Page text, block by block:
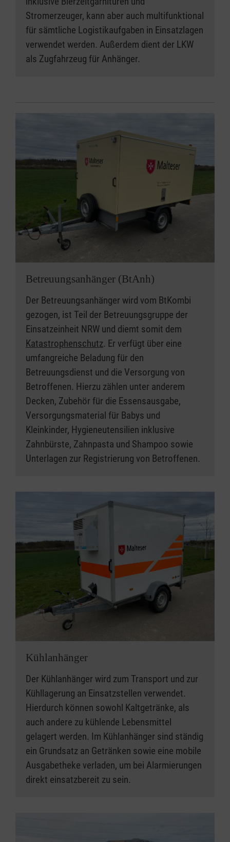
Stromerzeuger, kann aber auch multifunktional
für sämtliche Logistikaufgaben in Einsatzlagen
verwendet werden. Außerdem dient der LKW
als Zugfahrzeug für Anhänger.
Betreuungsanhänger (BtAnh)
Der Betreuungsanhänger wird vom BtKombi
gezogen, ist Teil der Betreuungsgruppe der
Einsatzeinheit NRW und diemt somit dem
Katastrophenschutz. Er verfügt über eine
umfangreiche Beladung für den
Betreuungsdienst und die Versorgung von
Betroffenen. Hierzu zählen unter anderem
Decken, Zubehör für die Essensausgabe,
Versorgungsmaterial für Babys und
Kleinkinder, Hygieneutensilien inklusive
Zahnbürste, Zahnpasta und Shampoo sowie
Unterlagen zur Registrierung von Betroffenen.
Kühlanhänger
Der Kühlanhänger wird zum Transport und zur
Kühllagerung an Einsatzstellen verwendet.
Hierdurch können sowohl Kaltgetränke, als
auch andere zu kühlende Lebensmittel
gelagert werden. Im Kühlanhänger sind ständig
ein Grundsatz an Getränken sowie eine mobile
Ausgabetheke verladen, um bei Alarmierungen
direkt einsatzbereit zu sein.